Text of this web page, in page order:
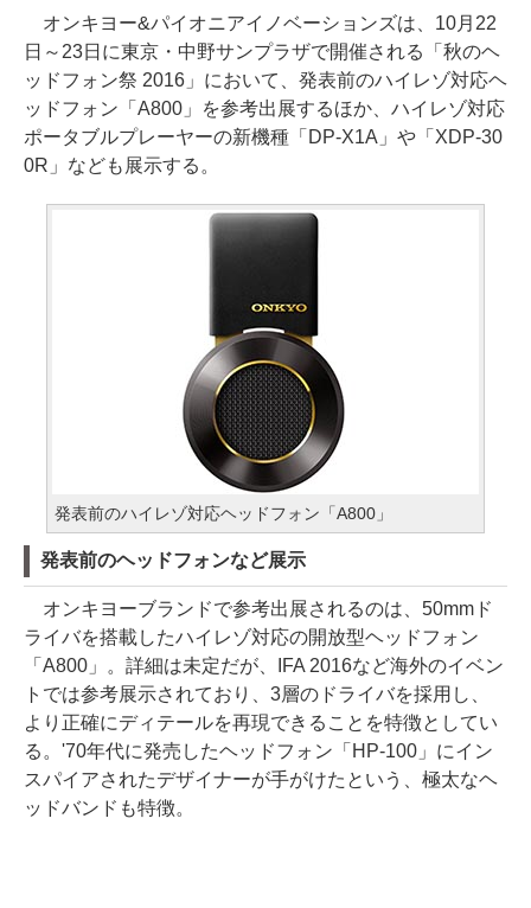
オンキヨー&パイオニアイノベーションズは、10月22
日～23日に東京・中野サンプラザで開催される「秋のヘ
ッドフォン祭 2016」において、発表前のハイレゾ対応ヘ
ッドフォン「A800」を参考出展するほか、ハイレゾ対応
ポータブルプレーヤーの新機種「DP-X1A」や「XDP-30
0R」なども展示する。
発表前のハイレゾ対応ヘッドフォン「A800」
発表前のヘッドフォンなど展示
オンキヨーブランドで参考出展されるのは、50mmド
ライバを搭載したハイレゾ対応の開放型ヘッドフォン
「A800」。詳細は未定だが、IFA 2016など海外のイベン
トでは参考展示されており、3層のドライバを採用し、
より正確にディテールを再現できることを特徴としてい
る。'70年代に発売したヘッドフォン「HP-100」にイン
スパイアされたデザイナーが手がけたという、極太なヘ
ッドバンドも特徴。